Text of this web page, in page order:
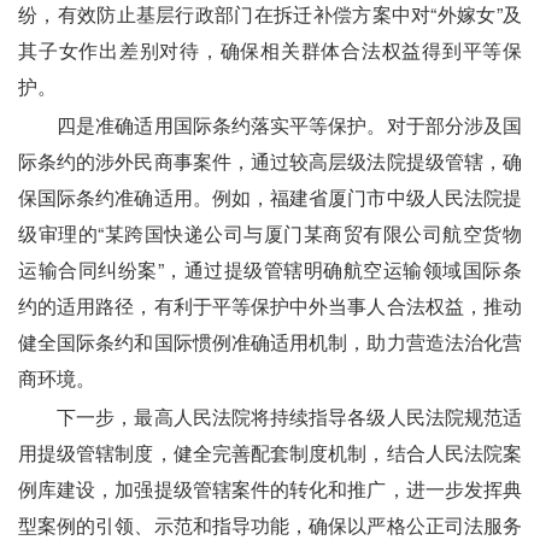
纷，有效防止基层行政部门在拆迁补偿方案中对“外嫁女”及
其子女作出差别对待，确保相关群体合法权益得到平等保
护。
四是准确适用国际条约落实平等保护。对于部分涉及国
际条约的涉外民商事案件，通过较高层级法院提级管辖，确
保国际条约准确适用。例如，福建省厦门市中级人民法院提
级审理的“某跨国快递公司与厦门某商贸有限公司航空货物
运输合同纠纷案”，通过提级管辖明确航空运输领域国际条
约的适用路径，有利于平等保护中外当事人合法权益，推动
健全国际条约和国际惯例准确适用机制，助力营造法治化营
商环境。
下一步，最高人民法院将持续指导各级人民法院规范适
用提级管辖制度，健全完善配套制度机制，结合人民法院案
例库建设，加强提级管辖案件的转化和推广，进一步发挥典
型案例的引领、示范和指导功能，确保以严格公正司法服务